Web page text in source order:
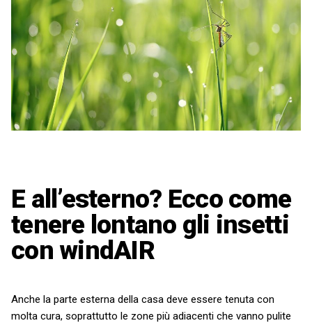
E all’esterno? Ecco come
tenere lontano gli insetti
con windAIR
Anche la parte esterna della casa deve essere tenuta con
molta cura, soprattutto le zone più adiacenti che vanno pulite